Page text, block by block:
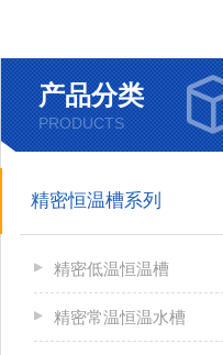
产品分类
PRODUCTS
精密恒温槽系列
精密低温恒温槽
精密常温恒温水槽